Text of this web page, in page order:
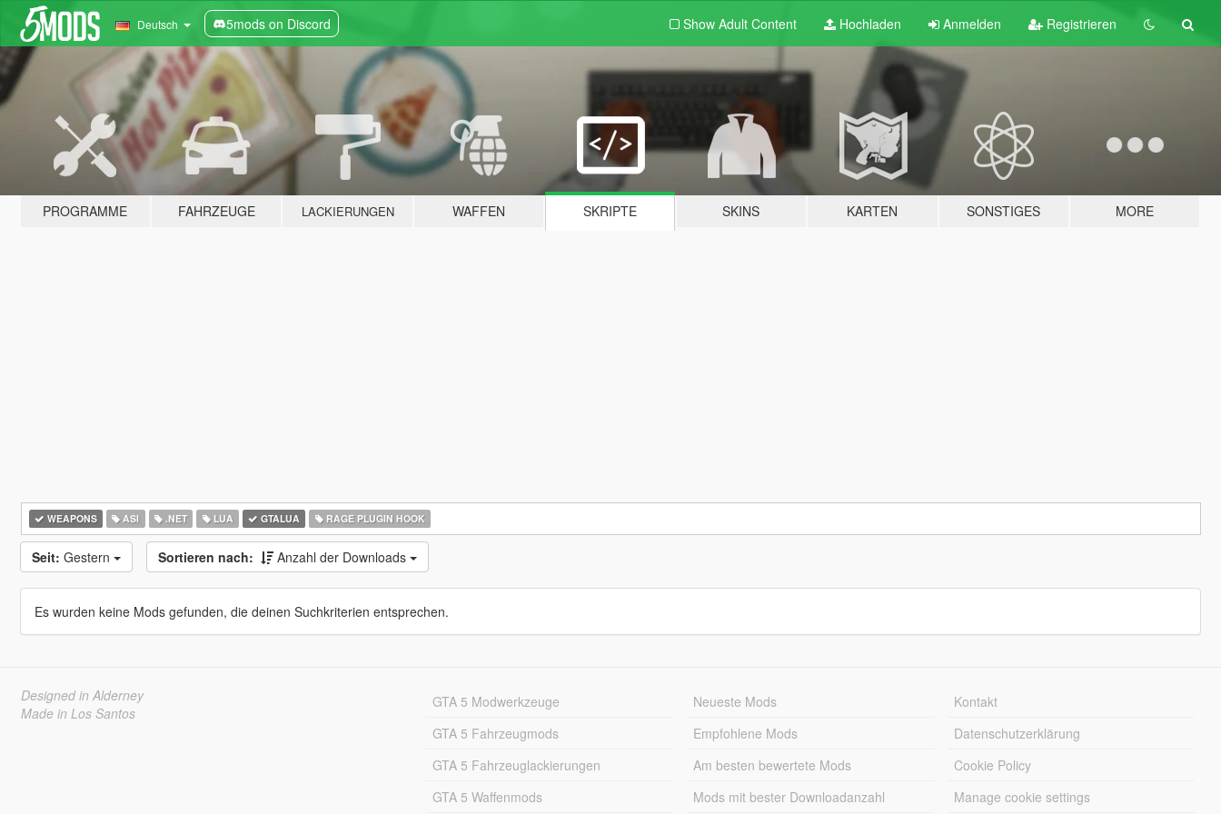
Deutsch 5mods on Discord Show Adult Content Hochladen Anmelden Registrieren
PROGRAMME FAHRZEUGE LACKIERUNGEN WAFFEN SKRIPTE SKINS KARTEN SONSTIGES MORE
WEAPONS ASI .NET LUA GTALUA RAGE PLUGIN HOOK
Seit: Gestern Sortieren nach: Anzahl der Downloads
Es wurden keine Mods gefunden, die deinen Suchkriterien entsprechen.
Designed in Alderney
Made in Los Santos
GTA 5 Modwerkzeuge
GTA 5 Fahrzeugmods
GTA 5 Fahrzeuglackierungen
GTA 5 Waffenmods
Neueste Mods
Empfohlene Mods
Am besten bewertete Mods
Mods mit bester Downloadanzahl
Kontakt
Datenschutzerklärung
Cookie Policy
Manage cookie settings